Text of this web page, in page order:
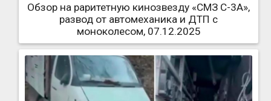
Обзор на раритетную кинозвезду «СМЗ С-3А»,
развод от автомеханика и ДТП с
моноколесом, 07.12.2025